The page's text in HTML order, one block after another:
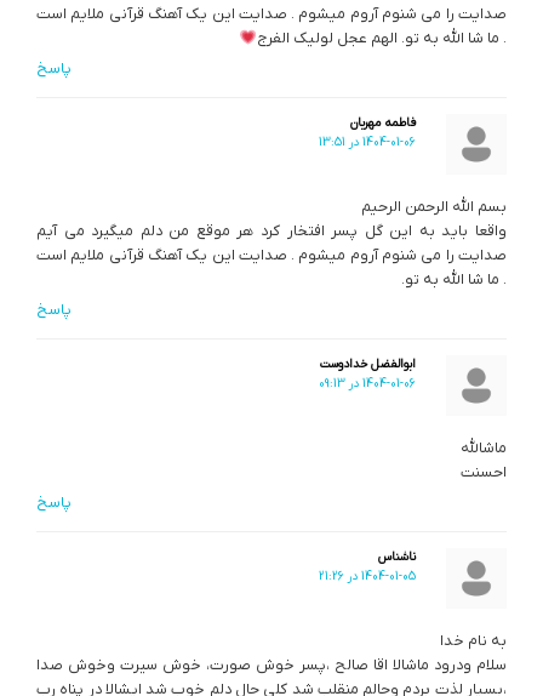
صدایت را می شنوم آروم میشوم . صدایت این یک آهنگ قرآنی ملایم است
. ما شا الله به تو. الهم عجل لولیک الفرج
پاسخ
فاطمه مهربان
1404-01-06 در 13:51
بسم الله الرحمن الرحیم
واقعا باید به این گل پسر افتخار کرد هر موقع من دلم میگیرد می آیم
صدایت را می شنوم آروم میشوم . صدایت این یک آهنگ قرآنی ملایم است
. ما شا الله به تو.
پاسخ
ابوالفضل خدادوست
1404-01-06 در 09:13
ماشالله
احسنت
پاسخ
ناشناس
1404-01-05 در 21:26
به نام خدا
سلام ودرود ماشالا اقا صالح ،پسر خوش صورت، خوش سیرت وخوش صدا
،بسیار لذت بردم وحالم منقلب شد کلی حال دلم خوب شد ایشالا در پناه رب